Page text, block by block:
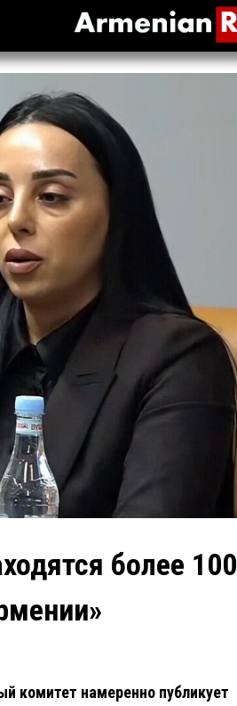
более 100
комитет намеренно публикует